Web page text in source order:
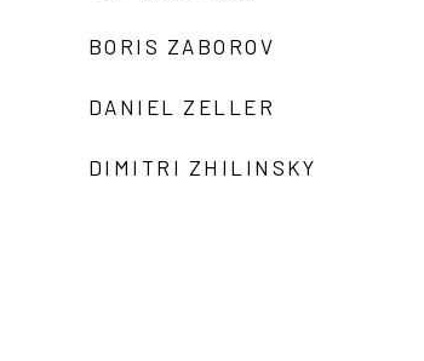
BORIS ZABOROV
DANIEL ZELLER
DIMITRI ZHILINSKY